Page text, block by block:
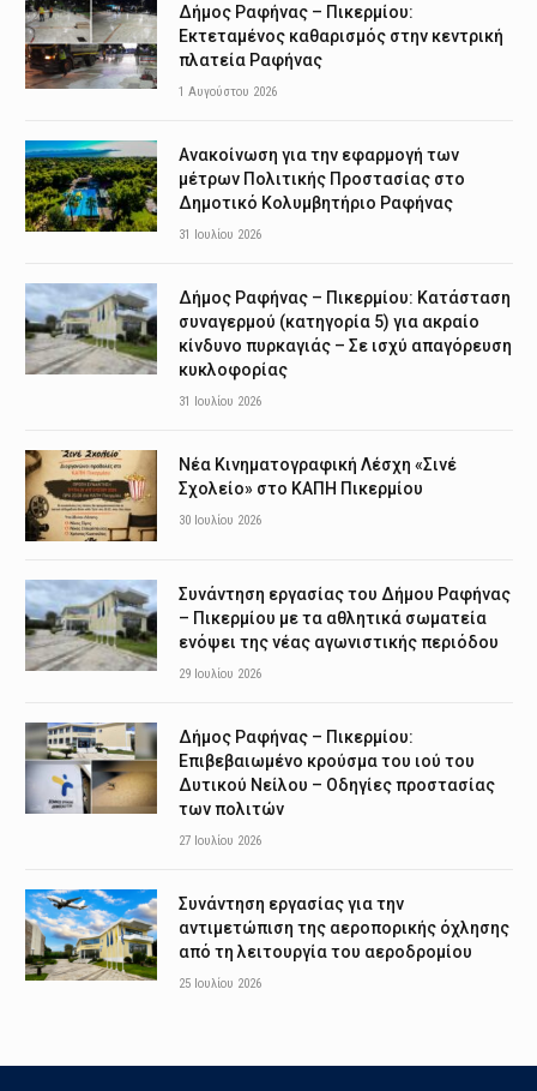
Δήμος Ραφήνας – Πικερμίου:
Εκτεταμένος καθαρισμός στην κεντρική
πλατεία Ραφήνας
1 Αυγούστου 2026
Ανακοίνωση για την εφαρμογή των
μέτρων Πολιτικής Προστασίας στο
Δημοτικό Κολυμβητήριο Ραφήνας
31 Ιουλίου 2026
Δήμος Ραφήνας – Πικερμίου: Κατάσταση
συναγερμού (κατηγορία 5) για ακραίο
κίνδυνο πυρκαγιάς – Σε ισχύ απαγόρευση
κυκλοφορίας
31 Ιουλίου 2026
Νέα Κινηματογραφική Λέσχη «Σινέ
Σχολείο» στο ΚΑΠΗ Πικερμίου
30 Ιουλίου 2026
Συνάντηση εργασίας του Δήμου Ραφήνας
– Πικερμίου με τα αθλητικά σωματεία
ενόψει της νέας αγωνιστικής περιόδου
29 Ιουλίου 2026
Δήμος Ραφήνας – Πικερμίου:
Επιβεβαιωμένο κρούσμα του ιού του
Δυτικού Νείλου – Οδηγίες προστασίας
των πολιτών
27 Ιουλίου 2026
Συνάντηση εργασίας για την
αντιμετώπιση της αεροπορικής όχλησης
από τη λειτουργία του αεροδρομίου
25 Ιουλίου 2026